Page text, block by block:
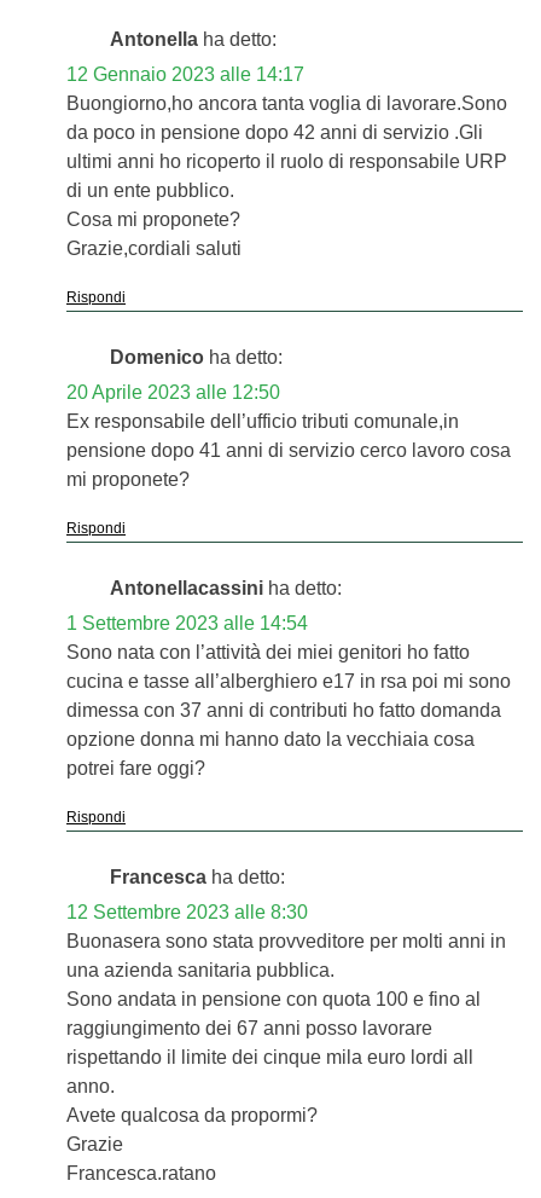
Antonella ha detto:
12 Gennaio 2023 alle 14:17
Buongiorno,ho ancora tanta voglia di lavorare.Sono
da poco in pensione dopo 42 anni di servizio .Gli
ultimi anni ho ricoperto il ruolo di responsabile URP
di un ente pubblico.
Cosa mi proponete?
Grazie,cordiali saluti
Rispondi
Domenico ha detto:
20 Aprile 2023 alle 12:50
Ex responsabile dell’ufficio tributi comunale,in
pensione dopo 41 anni di servizio cerco lavoro cosa
mi proponete?
Rispondi
Antonellacassini ha detto:
1 Settembre 2023 alle 14:54
Sono nata con l’attività dei miei genitori ho fatto
cucina e tasse all’alberghiero e17 in rsa poi mi sono
dimessa con 37 anni di contributi ho fatto domanda
opzione donna mi hanno dato la vecchiaia cosa
potrei fare oggi?
Rispondi
Francesca ha detto:
12 Settembre 2023 alle 8:30
Buonasera sono stata provveditore per molti anni in
una azienda sanitaria pubblica.
Sono andata in pensione con quota 100 e fino al
raggiungimento dei 67 anni posso lavorare
rispettando il limite dei cinque mila euro lordi all
anno.
Avete qualcosa da propormi?
Grazie
Francesca.ratano